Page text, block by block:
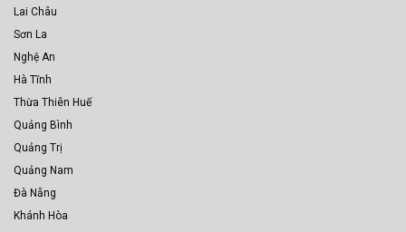
Lai Châu
Sơn La
Nghệ An
Hà Tĩnh
Thừa Thiên Huế
Quảng Bình
Quảng Trị
Quảng Nam
Đà Nẵng
Khánh Hòa